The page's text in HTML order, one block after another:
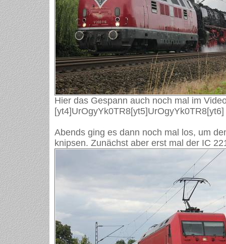
Hier das Gespann auch noch mal im
[yt4]UrOgyYk0TR8[yt5]UrOgyYk0TR8[yt6]
Abends ging es dann noch mal los, um
knipsen. Zunächst aber erst mal der IC